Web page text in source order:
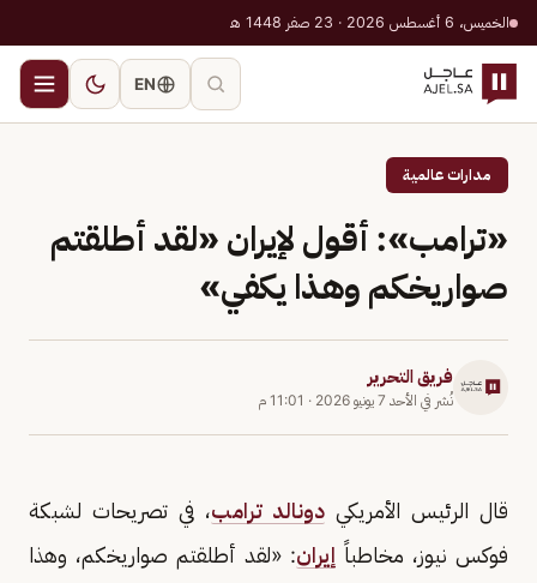
الخميس، 6 أغسطس 2026 · 23 صفر 1448 هـ
EN
مدارات عالمية
«ترامب»: أقول لإيران «لقد أطلقتم
صواريخكم وهذا يكفي»
فريق التحرير
نُشر في الأحد 7 يونيو 2026 · 11:01 م
قال الرئيس الأمريكي دونالد ترامب، في تصريحات لشبكة
فوكس نيوز، مخاطباً إيران: «لقد أطلقتم صواريخكم، وهذا